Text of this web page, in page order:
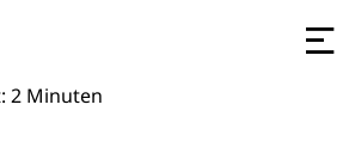
2 Minuten